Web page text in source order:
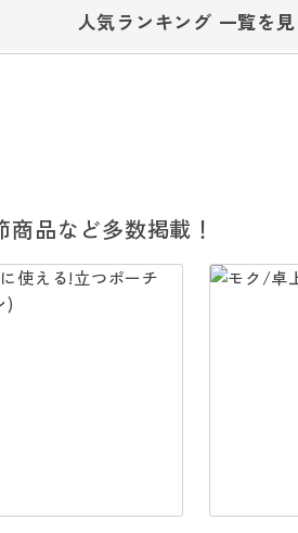
人気ランキング 一覧を
品など多数掲載！